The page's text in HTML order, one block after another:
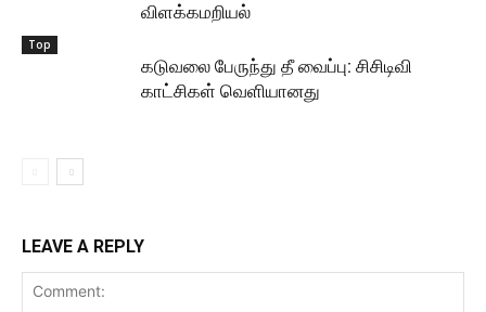
விளக்கமறியல்
Top
கடுவலை பேருந்து தீ வைப்பு: சிசிடிவி
காட்சிகள் வெளியானது
LEAVE A REPLY